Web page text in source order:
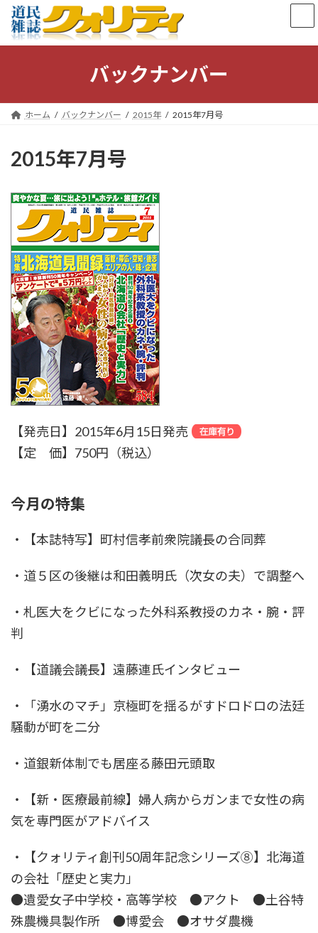
ン
キ
ー
に
バックナンバー
ホーム バックナンバー 2015年 2015年7月号
2015年7月号
【発売日】2015年6月15日発売
【定 価】750円（税込）
今月の特集
・【本誌特写】町村信孝前衆院議長の合同葬
・道５区の後継は和田義明氏（次女の夫）で調整へ
・札医大をクビになった外科系教授のカネ・腕・評
判
・【道議会議長】遠藤連氏インタビュー
・「湧水のマチ」京極町を揺るがすドロドロの法廷
騒動が町を二分
・道銀新体制でも居座る藤田元頭取
・【新・医療最前線】婦人病からガンまで女性の病
気を専門医がアドバイス
・【クォリティ創刊50周年記念シリーズ⑧】北海道
の会社「歴史と実力」
●遺愛女子中学校・高等学校 ●アクト ●土谷特
殊農機具製作所 ●博愛会 ●オサダ農機